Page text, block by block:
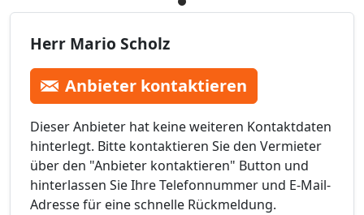
Herr Mario Scholz
Anbieter kontaktieren
Dieser Anbieter hat keine weiteren Kontaktdaten
hinterlegt. Bitte kontaktieren Sie den Vermieter
über den "Anbieter kontaktieren" Button und
hinterlassen Sie Ihre Telefonnummer und E-Mail-
Adresse für eine schnelle Rückmeldung.